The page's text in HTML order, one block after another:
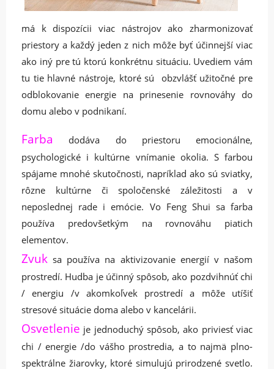
má k dispozícii viac nástrojov ako zharmonizovať
priestory a každý jeden z nich môže byť účinnejší viac
ako iný pre tú ktorú konkrétnu situáciu. Uvediem vám
tu tie hlavné nástroje, ktoré sú obzvlášť užitočné pre
odblokovanie energie na prinesenie rovnováhy do
domu alebo v podnikaní.
Farba dodáva do priestoru emocionálne,
psychologické i kultúrne vnímanie okolia. S farbou
spájame mnohé skutočnosti, napríklad ako sú sviatky,
rôzne kultúrne či spoločenské záležitosti a v
neposlednej rade i emócie. Vo Feng Shui sa farba
používa predovšetkým na rovnováhu piatich
elementov.
Zvuk sa používa na aktivizovanie energií v našom
prostredí. Hudba je účinný spôsob, ako pozdvihnúť chi
/ energiu /v akomkoľvek prostredí a môže utíšiť
stresové situácie doma alebo v kancelárii.
Osvetlenie je jednoduchý spôsob, ako priviesť viac
chi / energie /do vášho prostredia, a to najmä plno-
spektrálne žiarovky, ktoré simulujú prirodzené svetlo.